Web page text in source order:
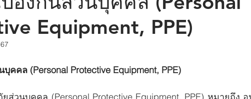
Equipment, PPE)
คล (Personal Protective Equipment, PPE)